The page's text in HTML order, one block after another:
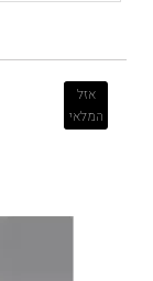
אזל
המלאי